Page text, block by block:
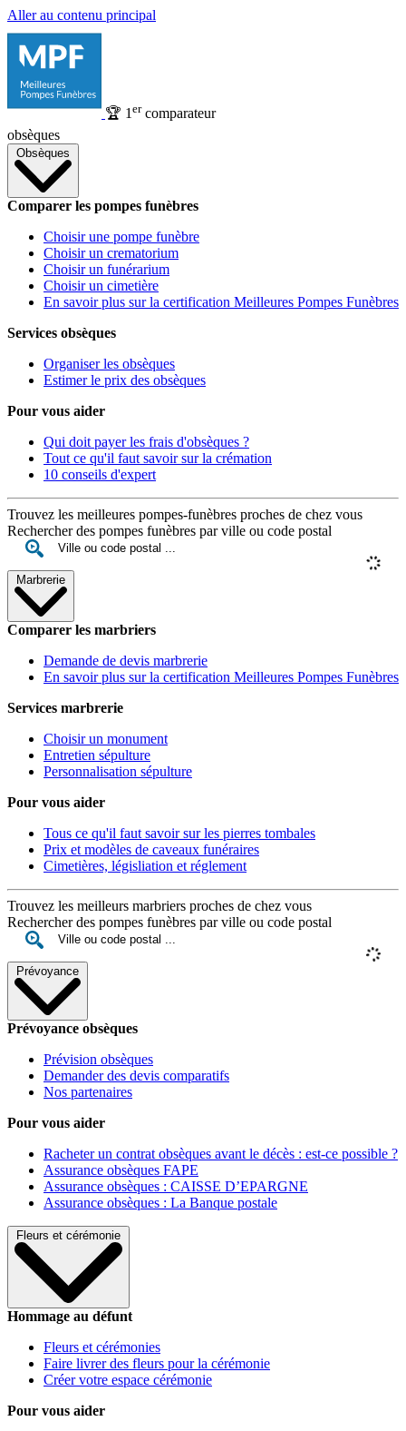
Aller au contenu principal
🏆 1 ercomparateur
obsèques
Obsèques
Comparer les pompes funèbres
Choisir une pompe funèbre
Choisir un crematorium
Choisir un funérarium
Choisir un cimetière
En savoir plus sur la certification Meilleures Pompes Funèbres
Services obsèques
Organiser les obsèques
Estimer le prix des obsèques
Pour vous aider
Qui doit payer les frais d'obsèques ?
Tout ce qu'il faut savoir sur la crémation
10 conseils d'expert
Trouvez les meilleures pompes-funèbres proches de chez vous
Rechercher des pompes funèbres par ville ou code postal
Marbrerie
Comparer les marbriers
Demande de devis marbrerie
En savoir plus sur la certification Meilleures Pompes Funèbres
Services marbrerie
Choisir un monument
Entretien sépulture
Personnalisation sépulture
Pour vous aider
Tous ce qu'il faut savoir sur les pierres tombales
Prix et modèles de caveaux funéraires
Cimetières, législiation et réglement
Trouvez les meilleurs marbriers proches de chez vous
Rechercher des pompes funèbres par ville ou code postal
Prévoyance
Prévoyance obsèques
Prévision obsèques
Demander des devis comparatifs
Nos partenaires
Pour vous aider
Racheter un contrat obsèques avant le décès : est-ce possible ?
Assurance obsèques FAPE
Assurance obsèques : CAISSE D’EPARGNE
Assurance obsèques : La Banque postale
Fleurs et cérémonie
Hommage au défunt
Fleurs et cérémonies
Faire livrer des fleurs pour la cérémonie
Créer votre espace cérémonie
Pour vous aider